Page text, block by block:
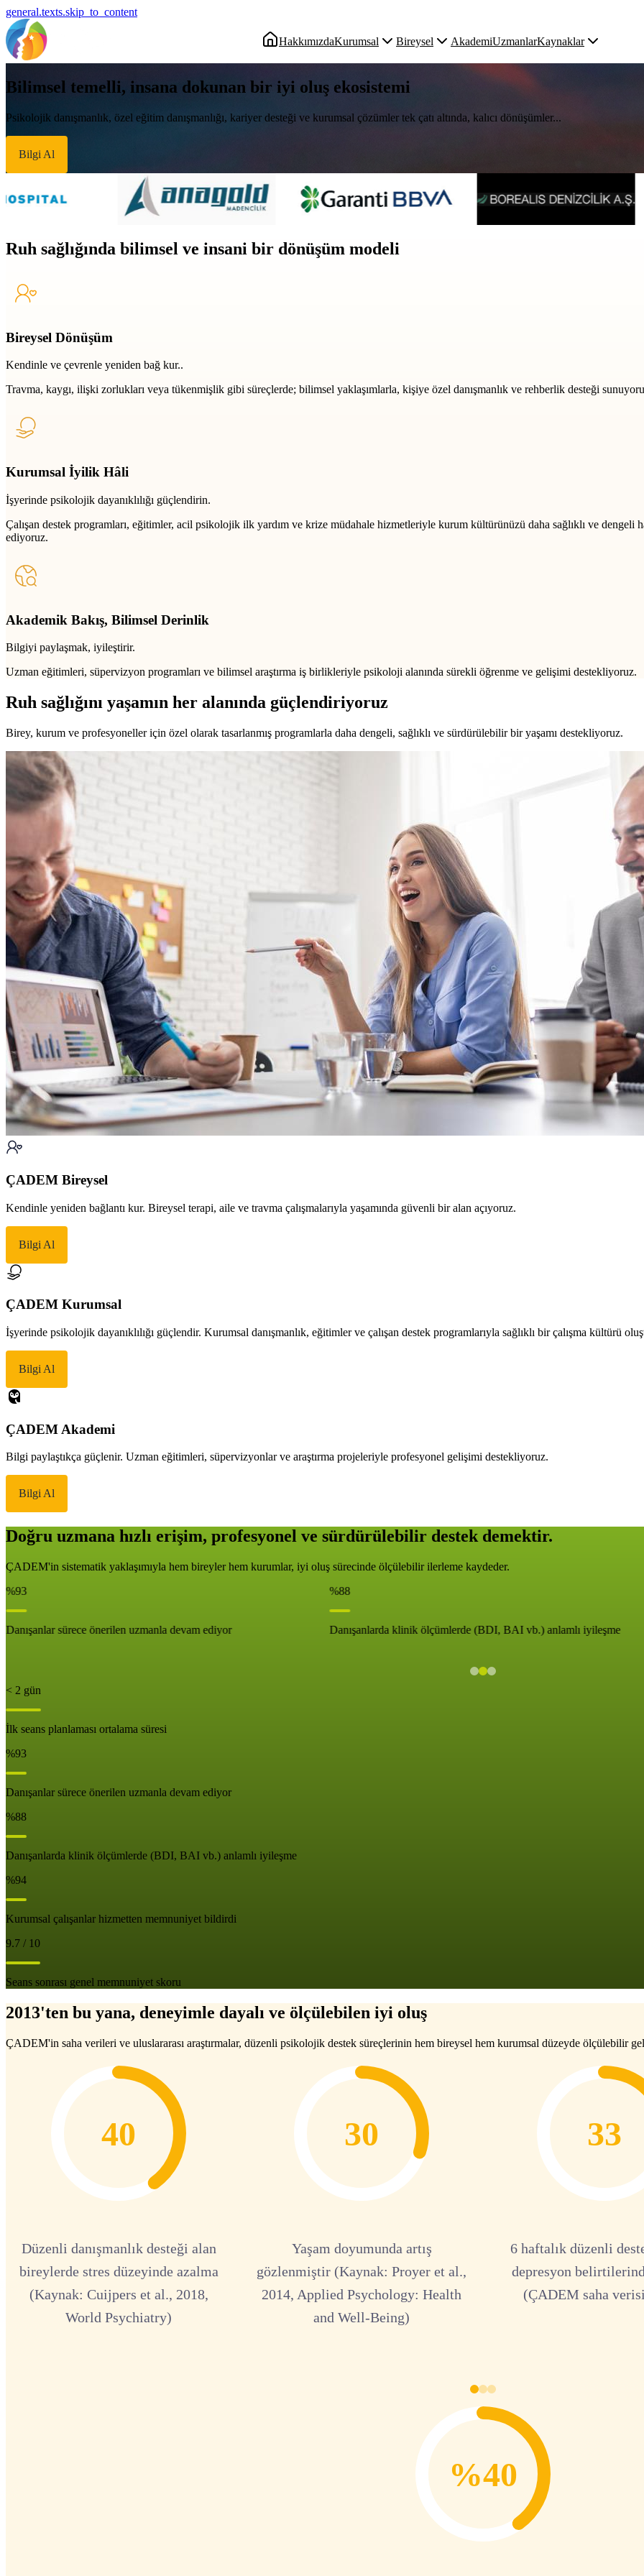
general.texts.skip_to_content
HakkımızdaKurumsal Bireysel AkademiUzmanlarKaynaklar
Bilimsel temelli, insana dokunan bir iyi oluş ekosistemi
Psikolojik danışmanlık, özel eğitim danışmanlığı, kariyer desteği ve kurumsal çözümler tek çatı altında, kalıcı dönüşümler...
Bilgi Al
Ruh sağlığında bilimsel ve insani bir dönüşüm modeli
Bireysel Dönüşüm
Kendinle ve çevrenle yeniden bağ kur..
Travma, kaygı, ilişki zorlukları veya tükenmişlik gibi süreçlerde; bilimsel yaklaşımlarla, kişiye özel danışmanlık ve rehberlik desteği
Kurumsal İyilik Hâli
İşyerinde psikolojik dayanıklılığı güçlendirin.
Çalışan destek programları, eğitimler, acil psikolojik ilk yardım ve krize müdahale hizmetleriyle kurum kültürünüzü daha sağlıklı ve
ediyoruz.
Akademik Bakış, Bilimsel Derinlik
Bilgiyi paylaşmak, iyileştirir.
Uzman eğitimleri, süpervizyon programları ve bilimsel araştırma iş birlikleriyle psikoloji alanında sürekli öğrenme ve gelişimi destekliyoruz.
Ruh sağlığını yaşamın her alanında güçlendiriyoruz
Birey, kurum ve profesyoneller için özel olarak tasarlanmış programlarla daha dengeli, sağlıklı ve sürdürülebilir bir yaşamı destekliyoruz.
ÇADEM Bireysel
Kendinle yeniden bağlantı kur. Bireysel terapi, aile ve travma çalışmalarıyla yaşamında güvenli bir alan açıyoruz.
Bilgi Al
ÇADEM Kurumsal
İşyerinde psikolojik dayanıklılığı güçlendir. Kurumsal danışmanlık, eğitimler ve çalışan destek programlarıyla sağlıklı bir çalışma kültürü
Bilgi Al
ÇADEM Akademi
Bilgi paylaştıkça güçlenir. Uzman eğitimleri, süpervizyonlar ve araştırma projeleriyle profesyonel gelişimi destekliyoruz.
Bilgi Al
Doğru uzmana hızlı erişim, profesyonel ve sürdürülebilir destek demektir.
ÇADEM'in sistematik yaklaşımıyla hem bireyler hem kurumlar, iyi oluş sürecinde ölçülebilir ilerleme kaydeder.
%93
Danışanlar sürece önerilen uzmanla devam ediyor
%88
Danışanlarda klinik ölçümlerde (BDI, BAI vb.) anlamlı iyileşme
< 2 gün
İlk seans planlaması ortalama süresi
%93
Danışanlar sürece önerilen uzmanla devam ediyor
%88
Danışanlarda klinik ölçümlerde (BDI, BAI vb.) anlamlı iyileşme
%94
Kurumsal çalışanlar hizmetten memnuniyet bildirdi
9.7 / 10
Seans sonrası genel memnuniyet skoru
2013'ten bu yana, deneyimle dayalı ve ölçülebilen iyi oluş
ÇADEM'in saha verileri ve uluslararası araştırmalar, düzenli psikolojik destek süreçlerinin hem bireysel hem kurumsal düzeyde ölçülebilir
40
Düzenli danışmanlık desteği alan
bireylerde stres düzeyinde azalma
(Kaynak: Cuijpers et al., 2018,
World Psychiatry)
30
Yaşam doyumunda artış
gözlenmiştir (Kaynak: Proyer et al.,
2014, Applied Psychology: Health
and Well-Being)
33
6 haftalık düzenli
depresyon
(ÇADEM saha
%40